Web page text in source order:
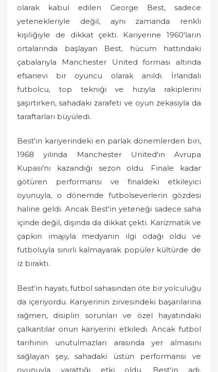
olarak kabul edilen George Best, sadece
yetenekleriyle değil, aynı zamanda renkli
kişiliğiyle de dikkat çekti. Kariyerine 1960'ların
ortalarında başlayan Best, hücum hattındaki
çabalarıyla Manchester United forması altında
efsanevi bir oyuncu olarak anıldı. İrlandalı
futbolcu, top tekniği ve hızıyla rakiplerini
şaşırtırken, sahadaki zarafeti ve oyun zekasıyla da
taraftarları büyüledi.
Best'in kariyerindeki en parlak dönemlerden biri,
1968 yılında Manchester United'ın Avrupa
Kupası'nı kazandığı sezon oldu. Finale kadar
götüren performansı ve finaldeki etkileyici
oyunuyla, o dönemde futbolseverlerin gözdesi
haline geldi. Ancak Best'in yeteneği sadece saha
içinde değil, dışında da dikkat çekti. Karizmatik ve
çapkın imajıyla medyanın ilgi odağı oldu ve
futboluyla sınırlı kalmayarak popüler kültürde de
iz bıraktı.
Best'in hayatı, futbol sahasından öte bir yolculuğu
da içeriyordu. Kariyerinin zirvesindeki başarılarına
rağmen, disiplin sorunları ve özel hayatındaki
çalkantılar onun kariyerini etkiledi. Ancak futbol
tarihinin unutulmazları arasında yer almasını
sağlayan şey, sahadaki üstün performansı ve
oyunuyla yarattığı etki oldu. Best'in adı,